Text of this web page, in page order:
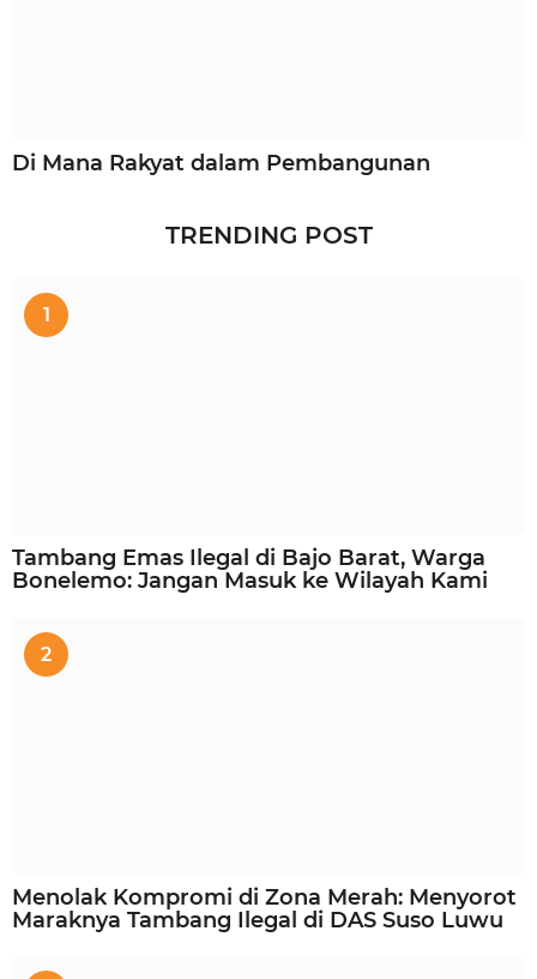
Di Mana Rakyat dalam Pembangunan
TRENDING POST
1
Tambang Emas Ilegal di Bajo Barat, Warga
Bonelemo: Jangan Masuk ke Wilayah Kami
2
Menolak Kompromi di Zona Merah: Menyorot
Maraknya Tambang Ilegal di DAS Suso Luwu